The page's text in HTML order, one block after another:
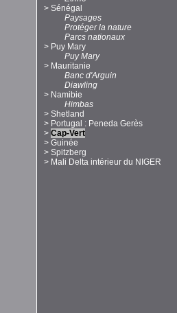
> Sénégal
Paysages
Protéger la nature
Parcs nationaux
> Puy Mary
Puy Mary
> Mauritanie
Banc d'Arguin
Diawling
> Namibie
Himbas
> Shetland
> Portugal : Peneda Gerès
> Cap-Vert
> Guinée
> Spitzberg
> Mali Delta intérieur du NIGER